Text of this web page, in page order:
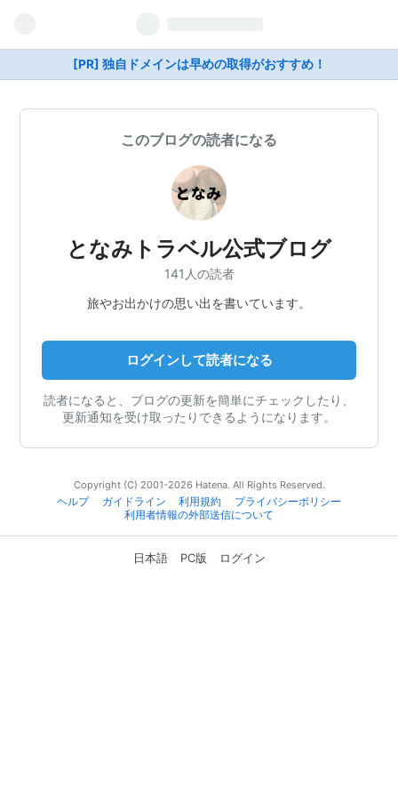
[PR] 独自ドメインは早めの取得がおすすめ！
このブログの読者になる
となみトラベル公式ブログ
141人の読者
旅やお出かけの思い出を書いています。
ログインして読者になる
読者になると、ブログの更新を簡単にチェックしたり、
更新通知を受け取ったりできるようになります。
Copyright (C) 2001-2026 Hatena. All Rights Reserved.
ヘルプ
ガイドライン 利用規約
プライバシーポリシー
利用者情報の外部送信について
日本語 PC版 ログイン